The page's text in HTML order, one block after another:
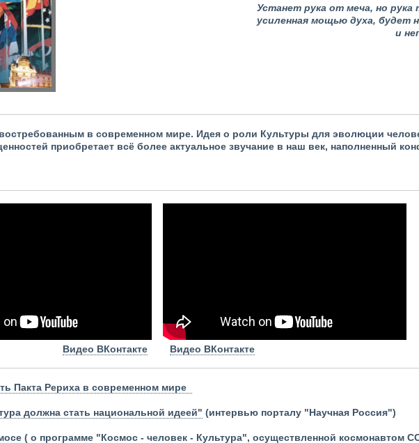
Устанет рука от меча, но рука
усиленная мощью духа, будет
и
в современном мире. Идея о роли Культуры для эволюции
приобретает всё более актуальное звучание в наш век, наполненный
Видео ВКонтакте Видео ВКонтакте
Пакта Рериха в современном мире
должна стать национальной идеей" (интервью порталу "Научная Россия")
( о программе "Космос - человек - Культура", осуществленной космонавтом